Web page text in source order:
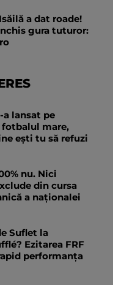
a dat roade!
gura tuturor:
lansat pe
mare,
ești tu să refuzi
nu. Nici
din cursa
a naționalei
Suflet la
Ezitarea FRF
performanța